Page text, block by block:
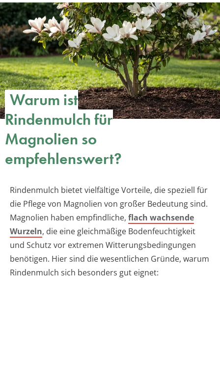
Warum ist
Rindenmulch für
Magnolien so
empfehlenswert?
Rindenmulch bietet vielfältige Vorteile, die speziell für
die Pflege von Magnolien von großer Bedeutung sind.
Magnolien haben empfindliche, flach wachsende
Wurzeln, die eine gleichmäßige Bodenfeuchtigkeit
und Schutz vor extremen Witterungsbedingungen
benötigen. Hier sind die wesentlichen Gründe, warum
Rindenmulch sich besonders gut eignet: